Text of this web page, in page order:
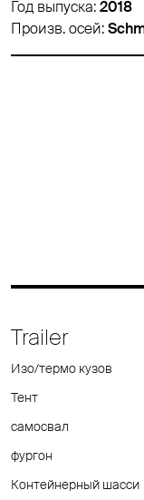
Год выпуска:2018
Произв. осей:
Trailer
Изо/термо кузов
Тент
самосвал
фургон
Контейнерный шасси